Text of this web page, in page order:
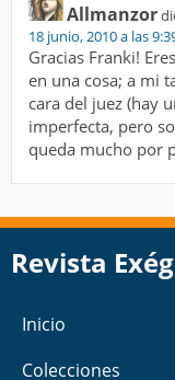
Allmanzor
18 junio, 2010 a las
Gracias Franki!
en una cosa; a mi
cara del juez (hay
imperfecta, pero
queda mucho por
Revista
Inicio
Colecciones